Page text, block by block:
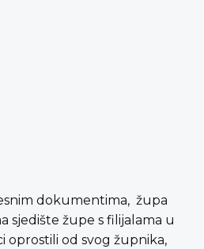
dokumentima, župa
sjedište župe s filijalama u
oprostili od svog župnika,